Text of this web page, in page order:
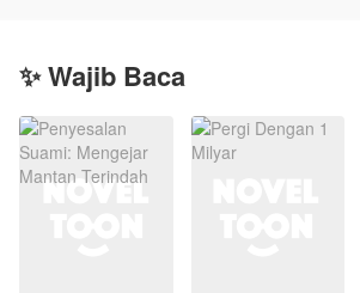
✨ Wajib Baca